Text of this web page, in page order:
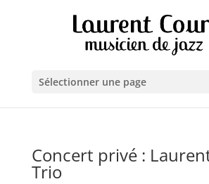
Sélectionner une page
Concert privé :
Trio